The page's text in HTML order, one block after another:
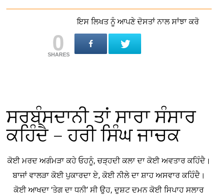
ਇਸ ਲਿਖਤ ਨੂੰ ਆਪਣੇ ਦੋਸਤਾਂ ਨਾਲ ਸਾਂਝਾ ਕਰੋ
0
SHARES
ਸਰਬੰਸਦਾਨੀ ਤਾਂ ਸਾਰਾ ਸੰਸਾਰ
ਕਹਿੰਦੈ – ਹਰੀ ਸਿੰਘ ਜਾਚਕ
ਕੋਈ ਮਰਦ ਅਗੰਮੜਾ ਕਹੇ ਓਹਨੂੰ, ਚੜ੍ਹਦੀ ਕਲਾ ਦਾ ਕੋਈ ਅਵਤਾਰ ਕਹਿੰਦੈ।
ਬਾਜਾਂ ਵਾਲੜਾ ਕੋਈ ਪੁਕਾਰਦਾ ਏ, ਕੋਈ ਨੀਲੇ ਦਾ ਸ਼ਾਹ ਅਸਵਾਰ ਕਹਿੰਦੈ।
ਕੋਈ ਆਖਦਾ ‘ਤੇਗ ਦਾ ਧਨੀ’ ਸੀ ਉਹ, ਦੁਸ਼ਟ ਦਮਨ ਕੋਈ ਸਿਪਾਹ ਸਲਾਰ